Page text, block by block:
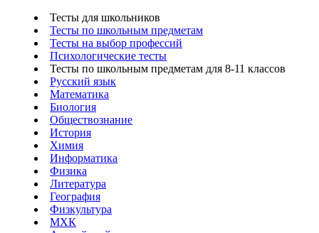
Тесты для школьников
Тесты по школьным предметам
Тесты на выбор профессий
Психологические тесты
Тесты по школьным предметам для 8-11 классов
Русский язык
Математика
Биология
Обществознание
История
Химия
Информатика
Физика
Литература
География
Физкультура
МХК